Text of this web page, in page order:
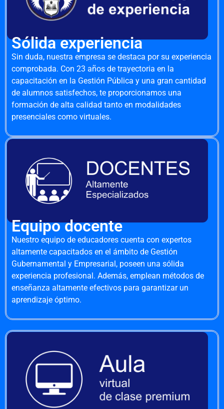
Sólida experiencia
Sin duda, nuestra empresa se destaca por su experiencia
comprobada. Con 23 años de trayectoria en la
capacitación en la Gestión Pública y una gran cantidad
de alumnos satisfechos, te proporcionamos una
formación de alta calidad tanto en modalidades
presenciales como virtuales.
Equipo docente
Nuestro equipo de educadores cuenta con expertos
altamente capacitados en el ámbito de Gestión
Gubernamental y Empresarial, poseen una sólida
experiencia profesional. Además, emplean métodos de
enseñanza altamente efectivos para garantizar un
aprendizaje óptimo.